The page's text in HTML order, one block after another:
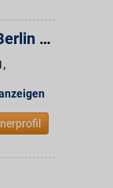
Volkswagen Automobile Berlin GmbH
,